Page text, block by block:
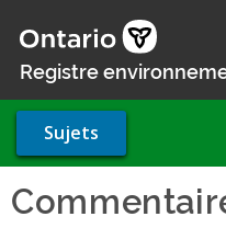
au
contenu
Registre
Sujets